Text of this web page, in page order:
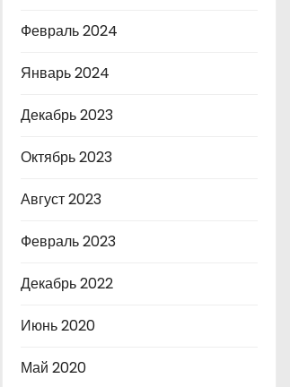
Февраль 2024
Январь 2024
Декабрь 2023
Октябрь 2023
Август 2023
Февраль 2023
Декабрь 2022
Июнь 2020
Май 2020